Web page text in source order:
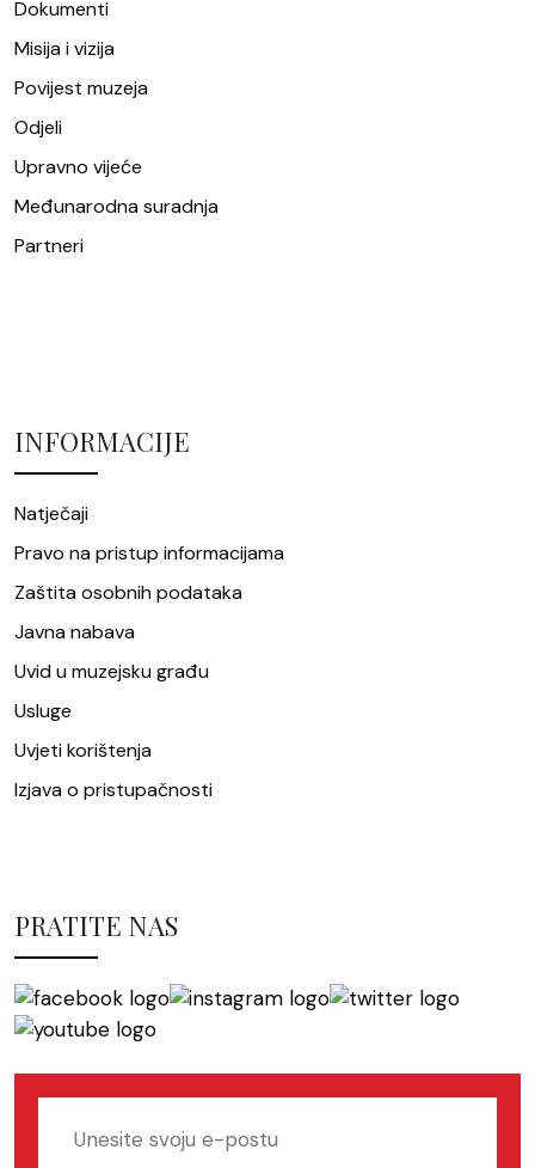
Dokumenti
Misija i vizija
Povijest muzeja
Odjeli
Upravno vijeće
Međunarodna suradnja
Partneri
INFORMACIJE
Natječaji
Pravo na pristup informacijama
Zaštita osobnih podataka
Javna nabava
Uvid u muzejsku građu
Usluge
Uvjeti korištenja
Izjava o pristupačnosti
PRATITE NAS